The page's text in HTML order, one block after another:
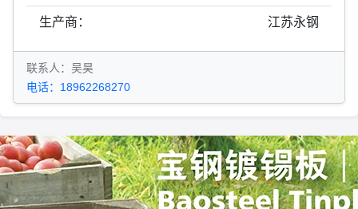
生产商： 江苏永钢
联系人：吴昊
电话：18962268270